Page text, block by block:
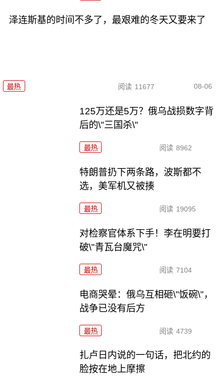
泽连斯基的时间不多了，最艰难的冬天又要来了
最热 阅读 11677 08-06
125万还是5万？俄乌战损数字背
后的\"三国杀\"
最热 阅读 8962
特朗普扔下两条路，波斯都不
选，美军机又被揍
最热 阅读 19095
对检察官体系下手！李在明要打
破\"青瓦台魔咒\"
最热 阅读 7104
电商哭晕：俄乌互相砸\"饭碗\"，
战争已没有后方
最热 阅读 4739
扎卢日内说的一句话，把北约的
脸按在地上摩擦